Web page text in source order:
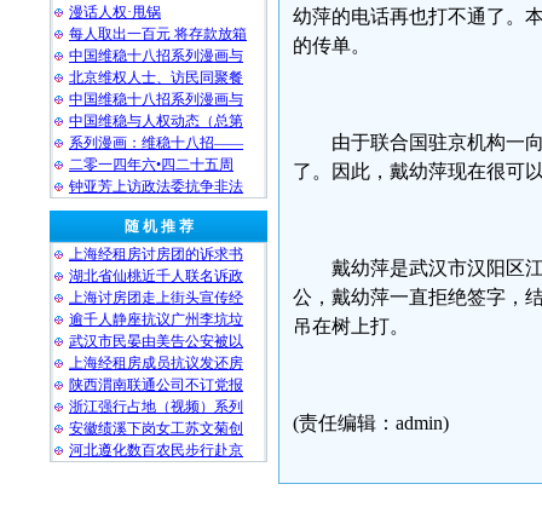
漫话人权·甩锅
每人取出一百元 将存款放箱
中国维稳十八招系列漫画与
北京维权人士、访民同聚餐
中国维稳十八招系列漫画与
中国维稳与人权动态（总第
系列漫画：维稳十八招——
二零一四年六•四二十五周
钟亚芳上访政法委抗争非法
随 机 推 荐
上海经租房讨房团的诉求书
湖北省仙桃近千人联名诉政
上海讨房团走上街头宣传经
逾千人静座抗议广州李坑垃
武汉市民晏由美告公安被以
上海经租房成员抗议发还房
陕西渭南联通公司不订党报
浙江强行占地（视频）系列
安徽绩溪下岗女工苏文菊创
河北遵化数百农民步行赴京
幼萍的电话再也打不通了。
的传单。
由于联合国驻京机构一
了。因此，戴幼萍现在很可
戴幼萍是武汉市汉阳区
公，戴幼萍一直拒绝签字，
吊在树上打。
(责任编辑：admin)